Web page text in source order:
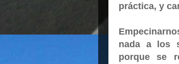
práctica, y
nada a los
porque se